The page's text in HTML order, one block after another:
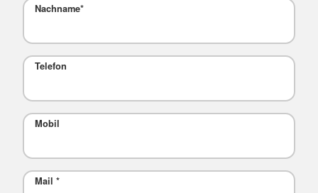
Nachname*
Telefon
Mobil
Mail *